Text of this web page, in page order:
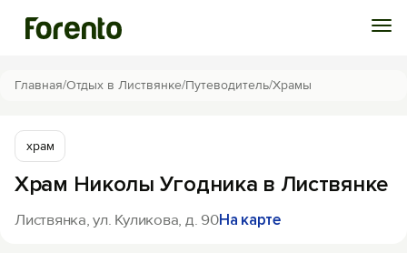
Войти
Избранное
История просмотра
Главная/Отдых в Листвянке/Путеводитель/Храмы
храм
Храм Николы Угодника в Листвянке
Листвянка, ул. Куликова, д. 90На карте